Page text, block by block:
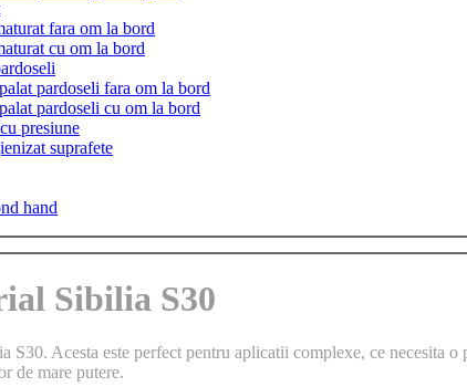
fara om la bord
cu om la bord
pardoseli fara om la bord
pardoseli cu om la bord
presiune
suprafete
hand
Sibilia S30
S30. Acesta este perfect pentru aplicatii complexe, ce necesita
de mare putere.